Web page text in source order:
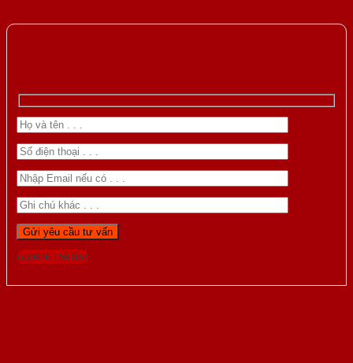
Gọi 0976.169.864